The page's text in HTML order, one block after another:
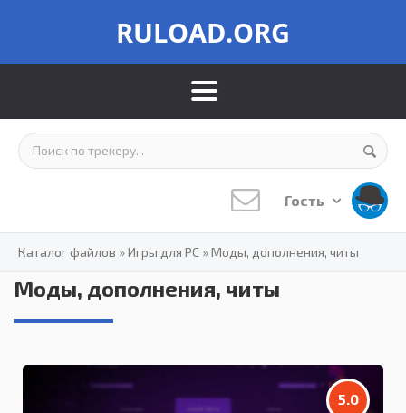
RULOAD.ORG
Гость
Каталог файлов »Игры для PC »Моды, дополнения, читы
Моды, дополнения, читы
5.0